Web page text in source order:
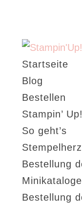
Startseite
Blog
Bestellen
Stampin’
So geht’s
Bestellung
Bestellung